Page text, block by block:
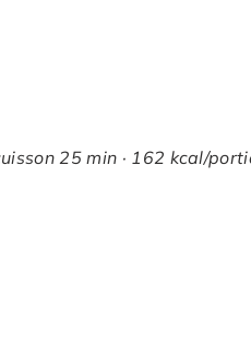
25 min · 162 kcal/